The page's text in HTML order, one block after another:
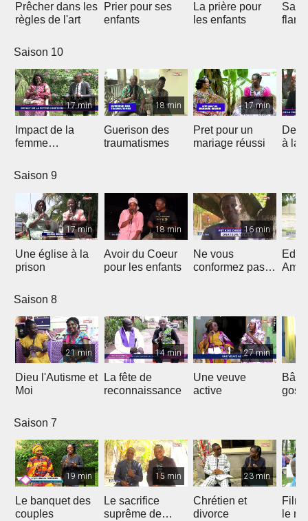
Prêcher dans les
règles de l'art
Prier pour ses
enfants
La prière pour
les enfants
Saison 10
17 min
Impact de la
femme
sa Nation
18 min
Guerison des
traumatismes
17 min
Pret pour un
mariage réussi
De
à la
Saison 9
17 min
Une église à la
prison
18 min
Avoir du Coeur
pour les enfants
16 min
Ne vous
conformez pas
Saison 8
21 min
Dieu l'Autisme et
Moi
14 min
La fête de
reconnaissance
27 min
Une veuve
active
Bâtir
Saison 7
19 min
Le banquet des
couples
15 min
Le sacrifice
suprême de
23 min
Chrétien et
divorce
Film
le